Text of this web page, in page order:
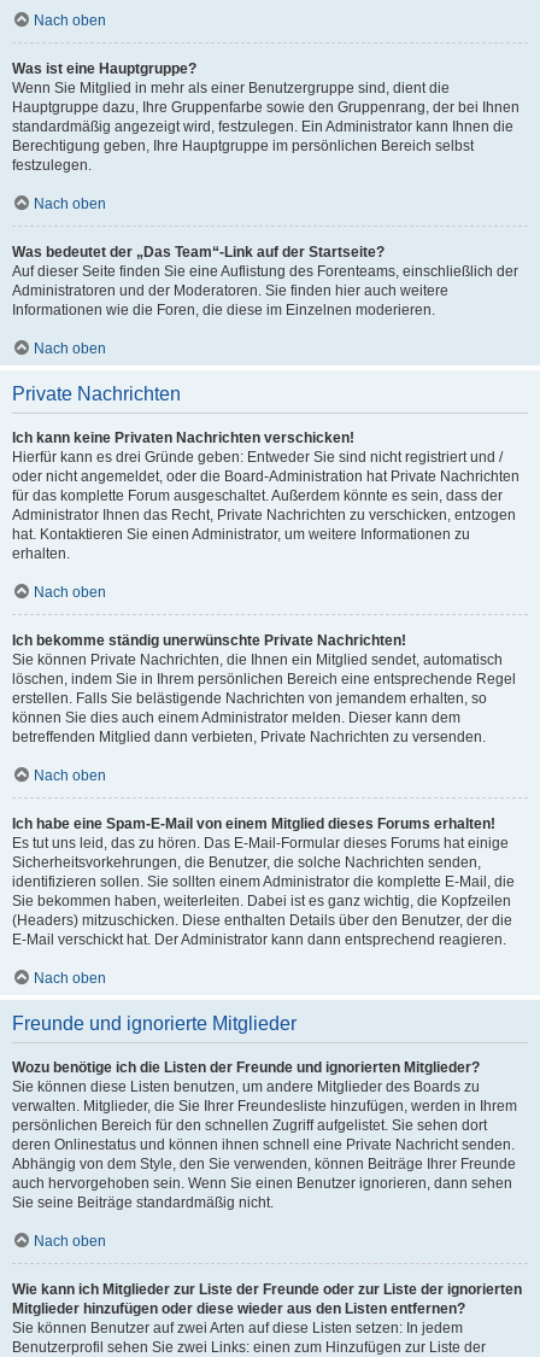
Nach oben
Was ist eine Hauptgruppe?
Wenn Sie Mitglied in mehr als einer Benutzergruppe sind, dient die
Hauptgruppe dazu, Ihre Gruppenfarbe sowie den Gruppenrang, der bei Ihnen
standardmäßig angezeigt wird, festzulegen. Ein Administrator kann Ihnen die
Berechtigung geben, Ihre Hauptgruppe im persönlichen Bereich selbst
festzulegen.
Nach oben
Was bedeutet der „Das Team“-Link auf der Startseite?
Auf dieser Seite finden Sie eine Auflistung des Forenteams, einschließlich der
Administratoren und der Moderatoren. Sie finden hier auch weitere
Informationen wie die Foren, die diese im Einzelnen moderieren.
Nach oben
Private Nachrichten
Ich kann keine Privaten Nachrichten verschicken!
Hierfür kann es drei Gründe geben: Entweder Sie sind nicht registriert und /
oder nicht angemeldet, oder die Board-Administration hat Private Nachrichten
für das komplette Forum ausgeschaltet. Außerdem könnte es sein, dass der
Administrator Ihnen das Recht, Private Nachrichten zu verschicken, entzogen
hat. Kontaktieren Sie einen Administrator, um weitere Informationen zu
erhalten.
Nach oben
Ich bekomme ständig unerwünschte Private Nachrichten!
Sie können Private Nachrichten, die Ihnen ein Mitglied sendet, automatisch
löschen, indem Sie in Ihrem persönlichen Bereich eine entsprechende Regel
erstellen. Falls Sie belästigende Nachrichten von jemandem erhalten, so
können Sie dies auch einem Administrator melden. Dieser kann dem
betreffenden Mitglied dann verbieten, Private Nachrichten zu versenden.
Nach oben
Ich habe eine Spam-E-Mail von einem Mitglied dieses Forums erhalten!
Es tut uns leid, das zu hören. Das E-Mail-Formular dieses Forums hat einige
Sicherheitsvorkehrungen, die Benutzer, die solche Nachrichten senden,
identifizieren sollen. Sie sollten einem Administrator die komplette E-Mail, die
Sie bekommen haben, weiterleiten. Dabei ist es ganz wichtig, die Kopfzeilen
(Headers) mitzuschicken. Diese enthalten Details über den Benutzer, der die
E-Mail verschickt hat. Der Administrator kann dann entsprechend reagieren.
Nach oben
Freunde und ignorierte Mitglieder
Wozu benötige ich die Listen der Freunde und ignorierten Mitglieder?
Sie können diese Listen benutzen, um andere Mitglieder des Boards zu
verwalten. Mitglieder, die Sie Ihrer Freundesliste hinzufügen, werden in Ihrem
persönlichen Bereich für den schnellen Zugriff aufgelistet. Sie sehen dort
deren Onlinestatus und können ihnen schnell eine Private Nachricht senden.
Abhängig von dem Style, den Sie verwenden, können Beiträge Ihrer Freunde
auch hervorgehoben sein. Wenn Sie einen Benutzer ignorieren, dann sehen
Sie seine Beiträge standardmäßig nicht.
Nach oben
Wie kann ich Mitglieder zur Liste der Freunde oder zur Liste der ignorierten
Mitglieder hinzufügen oder diese wieder aus den Listen entfernen?
Sie können Benutzer auf zwei Arten auf diese Listen setzen: In jedem
Benutzerprofil sehen Sie zwei Links: einen zum Hinzufügen zur Liste der